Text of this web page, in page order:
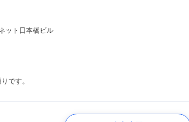
ット日本橋ビル
です。